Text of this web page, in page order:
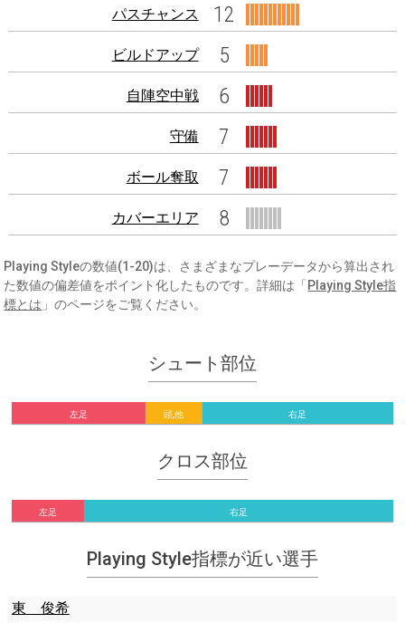
パスチャンス 12
ビルドアップ 5
自陣空中戦 6
守備 7
ボール奪取 7
カバーエリア 8
Playing Styleの数値(1-20)は、さまざまなプレーデータから算出され
た数値の偏差値をポイント化したものです。詳細は「 Playing Style指
標とは 」のページをご覧ください。
シュート部位
左足 頭,他 右足
クロス部位
左足 右足
Playing Style指標が近い選手
東 俊希